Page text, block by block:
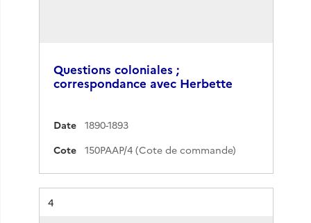
Questions coloniales ;
correspondance avec Herbette
Date
1890-1893
Cote
150PAAP/4 (Cote de commande)
Résultat n°
4